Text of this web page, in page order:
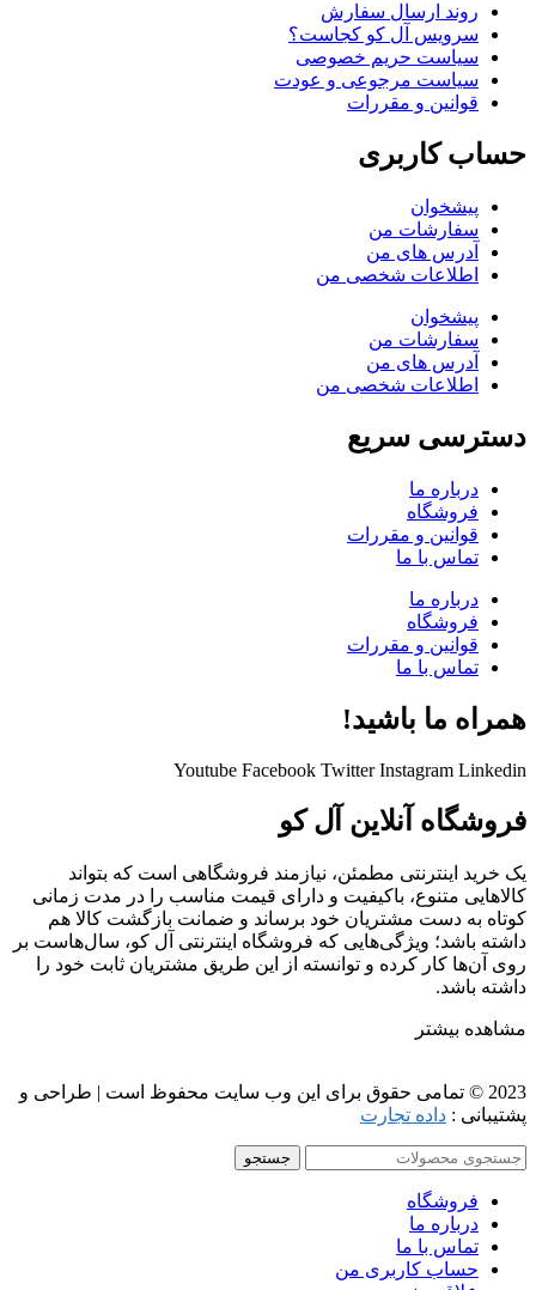
روند ارسال سفارش
سرویس آل کو کجاست؟
سیاست حریم خصوصی
سیاست مرجوعی و عودت
قوانین و مقررات
حساب کاربری
پیشخوان
سفارشات من
آدرس های من
اطلاعات شخصی من
پیشخوان
سفارشات من
آدرس های من
اطلاعات شخصی من
دسترسی سریع
درباره ما
فروشگاه
قوانین و مقررات
تماس با ما
درباره ما
فروشگاه
قوانین و مقررات
تماس با ما
همراه ما باشید!
Youtube Facebook Twitter Instagram Linkedin
فروشگاه آنلاین آل کو
یک خرید اینترنتی مطمئن، نیازمند فروشگاهی است که بتواند
کالاهایی متنوع، باکیفیت و دارای قیمت مناسب را در مدت زمانی
کوتاه به دست مشتریان خود برساند و ضمانت بازگشت کالا هم
داشته باشد؛ ویژگی‌هایی که فروشگاه اینترنتی آل کو، سال‌هاست بر
روی آن‌ها کار کرده و توانسته از این طریق مشتریان ثابت خود را
داشته باشد.
مشاهده بیشتر
2023 © تمامی حقوق برای این وب سایت محفوظ است | طراحی و
پشتیبانی : داده تجارت
جستجو
فروشگاه
درباره ما
تماس با ما
حساب کاربری من